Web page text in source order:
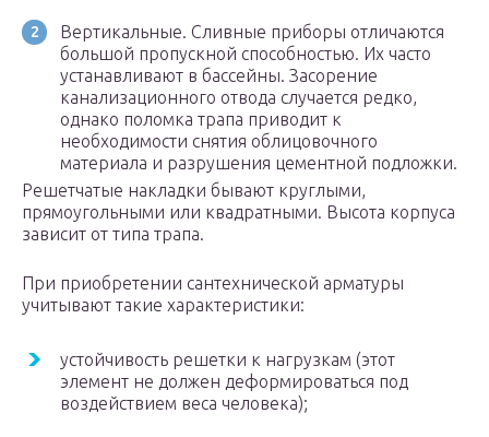
Вертикальные. Сливные приборы отличаются
большой пропускной способностью. Их часто
устанавливают в бассейны. Засорение
канализационного отвода случается редко,
однако поломка трапа приводит к
необходимости снятия облицовочного
материала и разрушения цементной подложки.
Решетчатые накладки бывают круглыми,
прямоугольными или квадратными. Высота корпуса
зависит от типа трапа.
При приобретении сантехнической арматуры
учитывают такие характеристики:
устойчивость решетки к нагрузкам (этот
элемент не должен деформироваться под
воздействием веса человека);